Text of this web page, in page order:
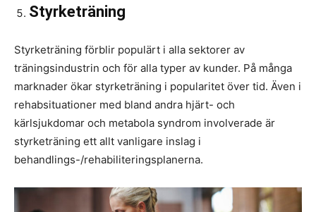
Styrketräning
Styrketräning förblir populärt i alla sektorer av
träningsindustrin och för alla typer av kunder. På många
marknader ökar styrketräning i popularitet över tid. Även i
rehabsituationer med bland andra hjärt- och
kärlsjukdomar och metabola syndrom involverade är
styrketräning ett allt vanligare inslag i
behandlings-/rehabiliteringsplanerna.